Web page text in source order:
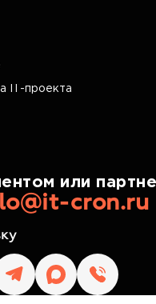
IT-проекта
или
cron.ru